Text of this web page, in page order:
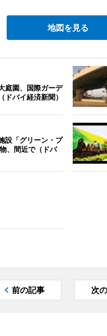
地図を見る
庭園、国際ガーデ
ドバイ経済新聞）
設「グリーン・プ
、間近で（ドバ
前の記事 次